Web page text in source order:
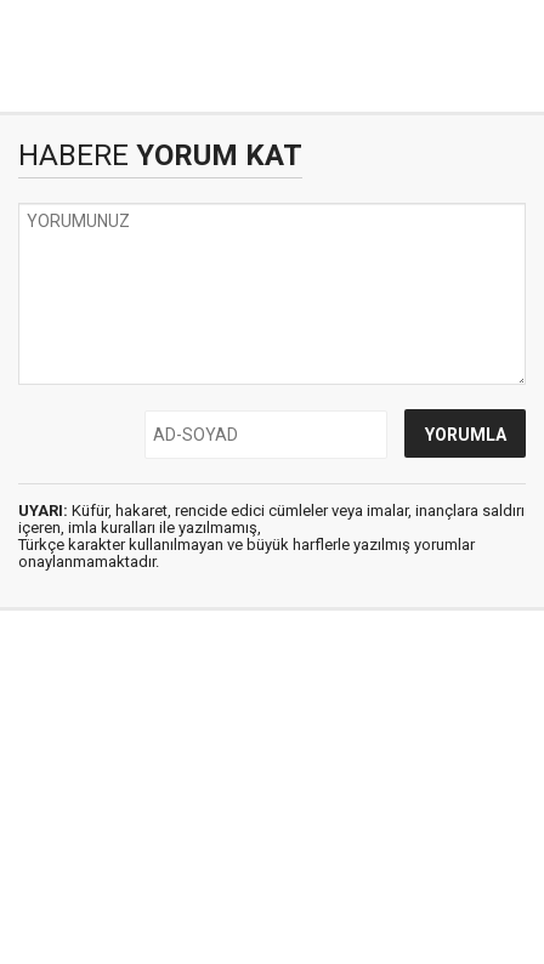
HABERE YORUM KAT
UYARI: Küfür, hakaret, rencide edici cümleler veya imalar, inançlara saldırı
içeren, imla kuralları ile yazılmamış,
Türkçe karakter kullanılmayan ve büyük harflerle yazılmış yorumlar
onaylanmamaktadır.